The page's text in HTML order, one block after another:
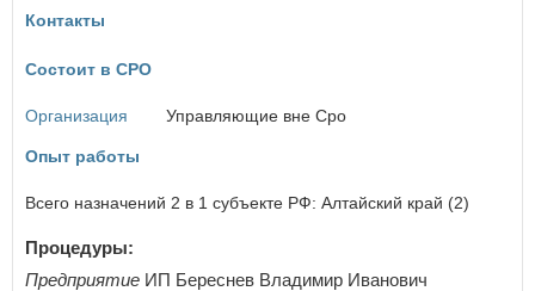
Калужская область
Карачаево-Черкесская Республика
Кировская область
Костромская область
Краснодарский край
Красноярский край
Курская область
Л
Контакты
Состоит в СРО
Организация Управляющие вне Сро
Опыт работы
Всего назначений 2 в 1 субъекте РФ: Алтайский край (2)
Процедуры:
Предприятие ИП Береснев Владимир Иванович
Пароль: